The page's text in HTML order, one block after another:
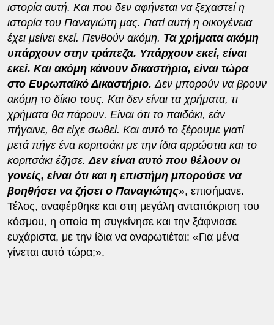
ιστορία αυτή. Και που δεν αφήνεται να ξεχαστεί η
ιστορία του Παναγιώτη μας. Γιατί αυτή η οικογένεια
έχει μείνει εκεί. Πενθούν ακόμη. Τα χρήματα ακόμη
υπάρχουν στην τράπεζα. Υπάρχουν εκεί, είναι
εκεί. Και ακόμη κάνουν δικαστήρια, είναι τώρα
στο Ευρωπαϊκό Δικαστήριο. Δεν μπορούν να βρουν
ακόμη το δίκιο τους. Και δεν είναι τα χρήματα, τι
χρήματα θα πάρουν. Είναι ότι το παιδάκι, εάν
πήγαινε, θα είχε σωθεί. Και αυτό το ξέρουμε γιατί
μετά πήγε ένα κοριτσάκι με την ίδια αρρώστια και το
κοριτσάκι έζησε.Δεν είναι αυτό που θέλουν οι
γονείς, είναι ότι και η επιστήμη μπορούσε να
βοηθήσει να ζήσει ο Παναγιώτης», επισήμανε.
Τέλος, αναφέρθηκε και στη μεγάλη ανταπόκριση του
κόσμου, η οποία τη συγκίνησε και την ξάφνιασε
ευχάριστα, με την ίδια να αναρωτιέται: «Για μένα
γίνεται αυτό τώρα;».